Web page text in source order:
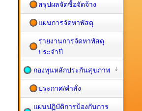
สรุปผลจัดซื้อจัดจ้าง
แผนการจัดหาพัสดุ
รายงานการจัดหาพัสดุ
ประจำปี
กองทุนหลักประกันสุขภาพ
ประกาศ/คำสั่ง
แผนปฏิบัติการป้องกันการ